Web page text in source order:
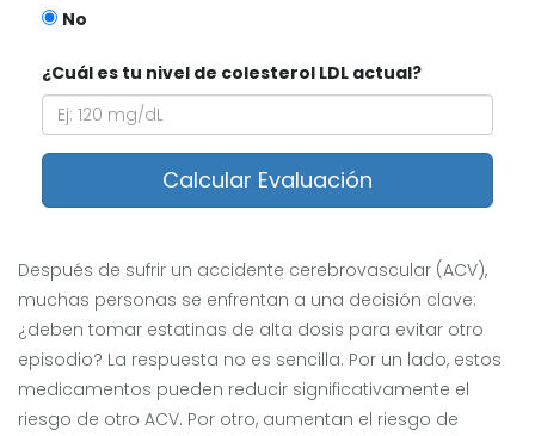
No
¿Cuál es tu nivel de colesterol LDL actual?
Calcular Evaluación
Después de sufrir un accidente cerebrovascular (ACV),
muchas personas se enfrentan a una decisión clave:
¿deben tomar estatinas de alta dosis para evitar otro
episodio? La respuesta no es sencilla. Por un lado, estos
medicamentos pueden reducir significativamente el
riesgo de otro ACV. Por otro, aumentan el riesgo de